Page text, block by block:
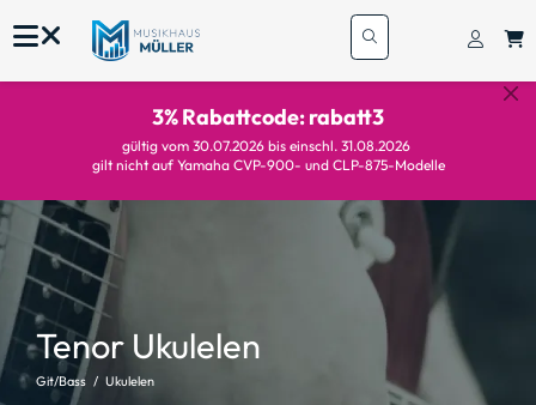
3% Rabattcode: rabatt3
gültig vom 30.07.2026 bis einschl. 31.08.2026
gilt nicht auf Yamaha CVP-900- und CLP-875-Modelle
Tenor Ukulelen
Git/Bass Ukulelen